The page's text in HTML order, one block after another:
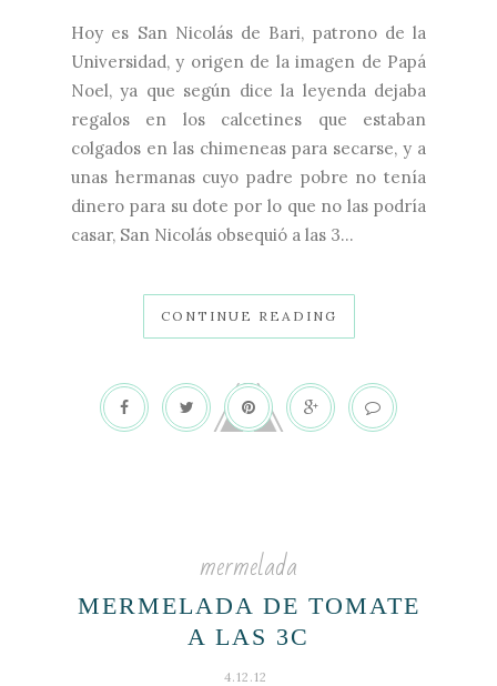
Hoy es San Nicolás de Bari, patrono de la
Universidad, y origen de la imagen de Papá
Noel, ya que según dice la leyenda dejaba
regalos en los calcetines que estaban
colgados en las chimeneas para secarse, y a
unas hermanas cuyo padre pobre no tenía
dinero para su dote por lo que no las podría
casar, San Nicolás obsequió a las 3...
CONTINUE READING
mermelada
MERMELADA DE TOMATE
A LAS 3C
4.12.12